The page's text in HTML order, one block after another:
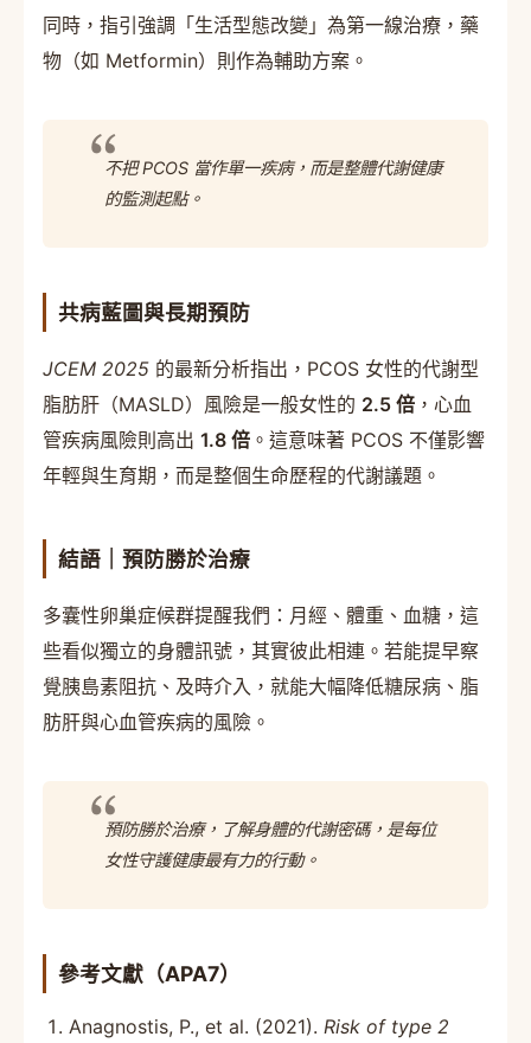
同時，指引強調「生活型態改變」為第一線治療，藥
物（如 Metformin）則作為輔助方案。
不把 PCOS 當作單一疾病，而是整體代謝健康
的監測起點。
共病藍圖與長期預防
JCEM 2025 的最新分析指出，PCOS 女性的代謝型
脂肪肝（MASLD）風險是一般女性的 2.5 倍 ，心血
管疾病風險則高出 1.8 倍 。這意味著 PCOS 不僅影響
年輕與生育期，而是整個生命歷程的代謝議題。
結語｜預防勝於治療
多囊性卵巢症候群提醒我們：月經、體重、血糖，這
些看似獨立的身體訊號，其實彼此相連。若能提早察
覺胰島素阻抗、及時介入，就能大幅降低糖尿病、脂
肪肝與心血管疾病的風險。
預防勝於治療，了解身體的代謝密碼，是每位
女性守護健康最有力的行動。
參考文獻（APA7）
Anagnostis, P., et al. (2021).Risk of type 2